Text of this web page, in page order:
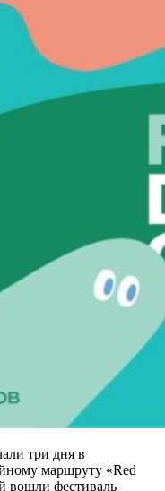
три дня в
маршруту «Red
вошли фестиваль